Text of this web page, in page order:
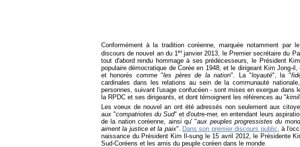
Conformément à la tradition coréenne, marquée notamment par
discours de nouvel an du 1er janvier 2013, le Premier secrétaire du
tout d'abord rendu hommage à ses prédécesseurs, le Président
populaire démocratique de Corée en 1948, et le dirigeant Kim Jong-
et honorés comme "les pères de la nation". La "loyauté", la "
cardinales dans les relations au sein de la communauté
personnes, suivant l'usage confucéen - sont mises en exergue dans
la RPDC et ses dirigeants, et dont témoignent les références au "
Les voeux de nouvel an ont été adressés non seulement aux
aux "compatriotes du Sud" et d'outre-mer, en entendant leurs
de la nation coréenne, ainsi qu' "aux peuples progressistes du
aiment la justice et la paix". Dans son premier discours public , à
naissance du Président Kim Il-sung le 15 avril 2012, le Présidente
Sud-Coréens et les amis du peuple coréen dans le monde.